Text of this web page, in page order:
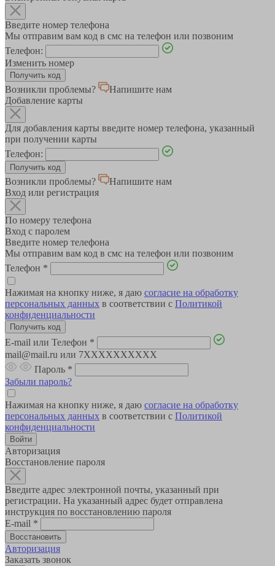
Введите номер телефона
Мы отправим вам код в смс на телефон или позвоним
Телефон:
Изменить номер
Возникли проблемы?
Напишите нам
Добавление карты
Для добавления карты введите номер телефона, указанный
при получении карты
Телефон:
Возникли проблемы?
Напишите нам
Вход или регистрация
По номеру телефона
Вход с паролем
Введите номер телефона
Мы отправим вам код в смс на телефон или позвоним
Телефон *
Нажимая на кнопку ниже, я даю согласие на обработку
персональных данных в соответствии с Политикой
конфиденциальности
E-mail или Телефон *
mail@mail.ru или 7XXXXXXXXXX
Пароль *
Забыли пароль?
Нажимая на кнопку ниже, я даю согласие на обработку
персональных данных в соответствии с Политикой
конфиденциальности
Авторизация
Восстановление пароля
Введите адрес электронной почты, указанный при
регистрации. На указанный адрес будет отправлена
инструкция по восстановлению пароля
E-mail *
Авторизация
Заказать звонок